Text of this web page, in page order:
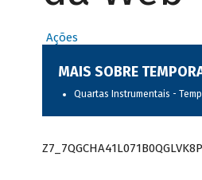
Ações
MAIS SOBRE
Quartas Instrumentais -